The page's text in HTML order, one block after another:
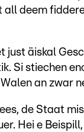
deem
just äiskal
Si stiechen
an zwar
de Staat
Hei e